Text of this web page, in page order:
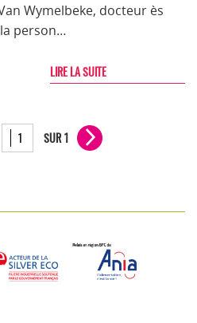
Wymelbeke, docteur ès
person…
LIRE LA SUITE
SUR 1